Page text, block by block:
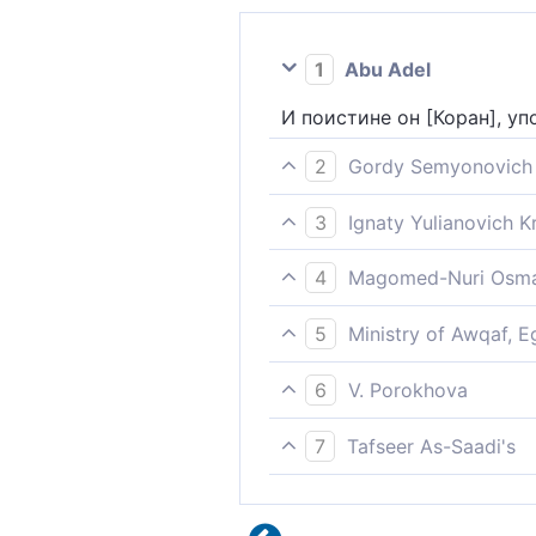
1
Abu Adel
И поистине он [Коран],
2
Gordy
О нем есть и в книгах
3
Ignaty Yulianovich
И ведь он, конечно, в
4
Magomed-Nuri
Воистину, он (т. е. Коран)
5
Ministry of Awqaf,
О Коране и о том, что он
Писаниях, ниспосланных
6
V. Porokhova
И несомненно, (есть
7
Tafseer As-Saadi's